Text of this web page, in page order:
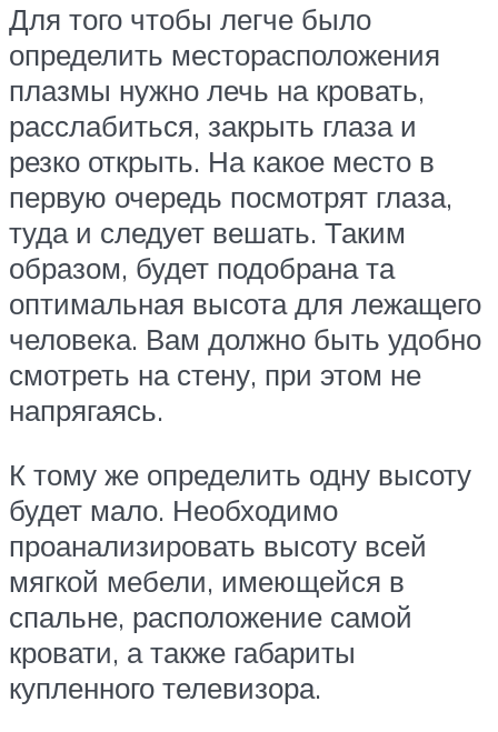
Для того чтобы легче было
определить месторасположения
плазмы нужно лечь на кровать,
расслабиться, закрыть глаза и
резко открыть. На какое место в
первую очередь посмотрят глаза,
туда и следует вешать. Таким
образом, будет подобрана та
оптимальная высота для лежащего
человека. Вам должно быть удобно
смотреть на стену, при этом не
напрягаясь.
К тому же определить одну высоту
будет мало. Необходимо
проанализировать высоту всей
мягкой мебели, имеющейся в
спальне, расположение самой
кровати, а также габариты
купленного телевизора.